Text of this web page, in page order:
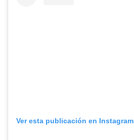
Ver esta publicación en Instagram